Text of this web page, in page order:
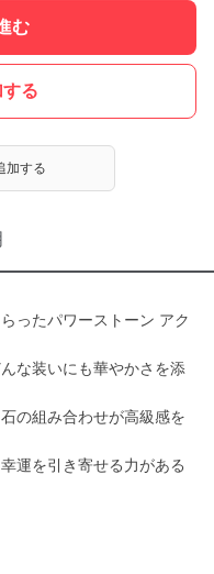
む
る
加する
ったパワーストーン アク
な装いにも華やかさを添
の組み合わせが高級感を
運を引き寄せる力がある